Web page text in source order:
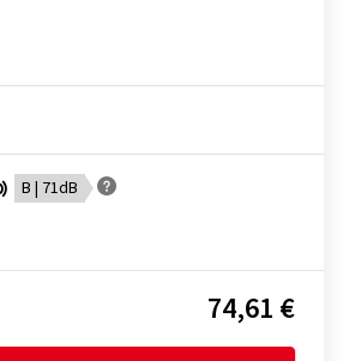
B | 71dB
74,61 €